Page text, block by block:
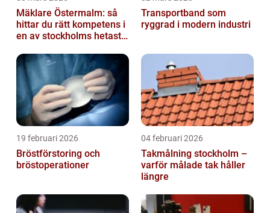
Mäklare Östermalm: så
hittar du rätt kompetens i
en av stockholms hetaste
Transportband som
ryggrad i modern industri
19 februari 2026
Bröstförstoring och
bröstoperationer
04 februari 2026
Takmålning stockholm –
varför målade tak håller
längre